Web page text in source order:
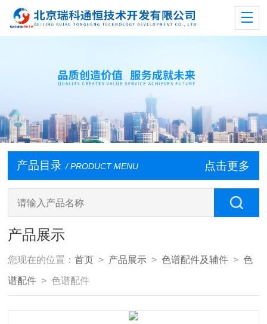
产品目录 / PRODUCT MENU 点击更多
产品展示
您现在的位置：首页 > 产品展示 >色谱配件及辅件 >色
谱配件 > 色谱配件